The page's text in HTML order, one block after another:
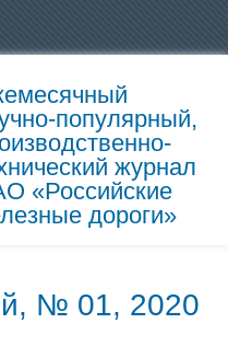
популярный,
журнал
«Российские
дороги»
№ 01, 2020